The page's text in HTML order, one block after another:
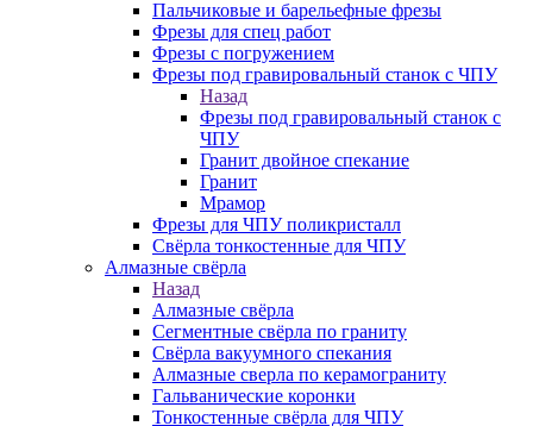
Пальчиковые и барельефные фрезы
Фрезы для спец работ
Фрезы с погружением
Фрезы под гравировальный станок с ЧПУ
Назад
Фрезы под гравировальный станок с
ЧПУ
Гранит двойное спекание
Гранит
Мрамор
Фрезы для ЧПУ поликристалл
Свёрла тонкостенные для ЧПУ
Алмазные свёрла
Назад
Алмазные свёрла
Сегментные свёрла по граниту
Свёрла вакуумного спекания
Алмазные сверла по керамограниту
Гальванические коронки
Тонкостенные свёрла для ЧПУ